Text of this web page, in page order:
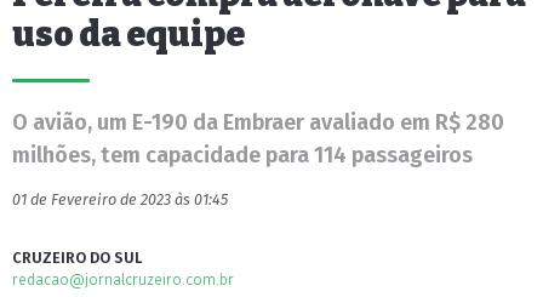
uso da equipe
O avião, um E-190 da Embraer avaliado em R$ 280
milhões, tem capacidade para 114 passageiros
01 de Fevereiro de 2023 às 01:45
CRUZEIRO DO SUL
redacao@jornalcruzeiro.com.br